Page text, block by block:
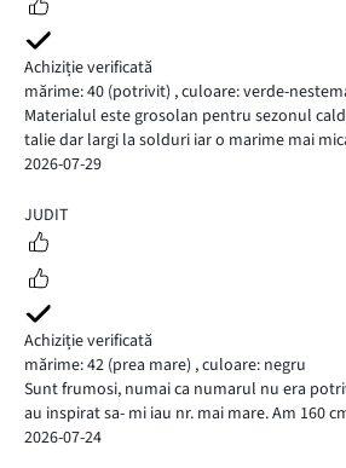
Achiziție verificată
mărime: 40 (potrivit) ,culoare: verde-
Materialul este grosolan pentru sezonul
talie dar largi la solduri iar o marime mai
2026-07-29
4
JUDIT
Achiziție verificată
mărime: 42 (prea mare) ,culoare: negru
Sunt frumosi, numai ca numarul nu era
au inspirat sa- mi iau nr. mai mare. Am 160
2026-07-24